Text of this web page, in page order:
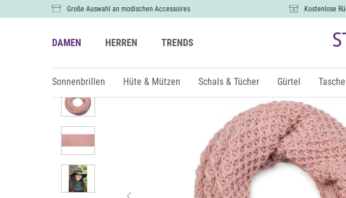
Große Auswahl an modischen Accessoires Kostenlose
DAMEN HERREN TRENDS
Sonnenbrillen Hüte & Mützen Schals & Tücher Gürtel